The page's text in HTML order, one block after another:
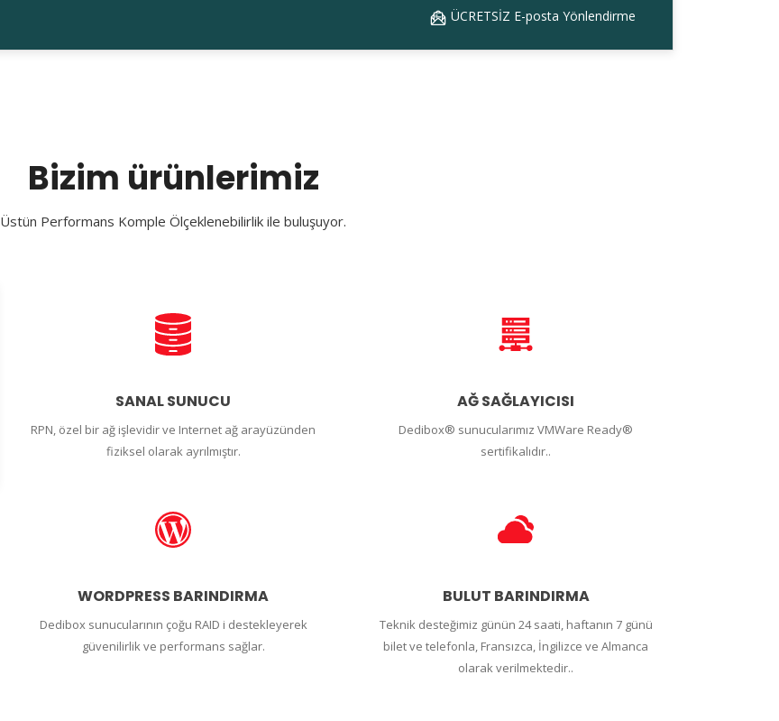
ÜCRETSİZ E-posta Yönlendirme
Bizim ürünlerimiz
Üstün Performans Komple Ölçeklenebilirlik ile buluşuyor.
SANAL SUNUCU
RPN, özel bir ağ işlevidir ve Internet ağ arayüzünden
fiziksel olarak ayrılmıştır.
AĞ SAĞLAYICISI
Dedibox® sunucularımız VMWare Ready®
sertifikalıdır..
WORDPRESS BARINDIRMA
Dedibox sunucularının çoğu RAID i destekleyerek
güvenilirlik ve performans sağlar.
BULUT BARINDIRMA
Teknik desteğimiz günün 24 saati, haftanın 7 günü
bilet ve telefonla, Fransızca, İngilizce ve Almanca
olarak verilmektedir..